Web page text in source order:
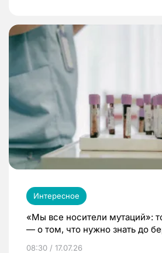
Интересное
«Мы все носители мутаций»:
— о том, что нужно знать до
08:30 / 17.07.26